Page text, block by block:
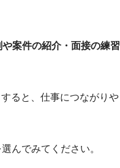
案件の紹介・面接の練習
ると、仕事につながりや
んでみてください。